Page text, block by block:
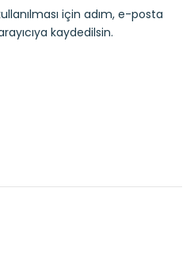
için adım, e-posta
kaydedilsin.